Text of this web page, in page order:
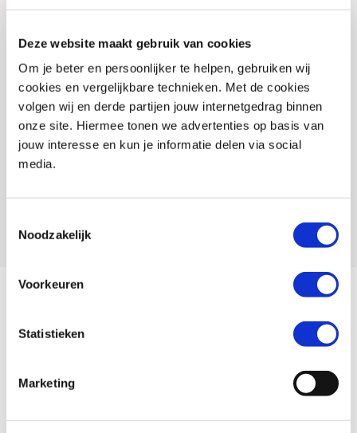
Deze website maakt gebruik van cookies
Om je beter en persoonlijker te helpen, gebruiken wij
cookies en vergelijkbare technieken. Met de cookies
volgen wij en derde partijen jouw internetgedrag binnen
onze site. Hiermee tonen we advertenties op basis van
jouw interesse en kun je informatie delen via social
media.
Noodzakelijk
Voorkeuren
Statistieken
Marketing
Gewicht
0.9 KILOGRAM
EAN
4052572051450
Titel
Adapterplaat Street-rack SW-Motech voor TRAX
topkoffer ADV/ION/EVO
SKU
103326
Offline Sales
De meegeleverde adapterset is compatibel met TRAX ADV, TRAX
De adapterplaat kan zonder gereedschap veilig op het STREET-
Adapterkits voor andere producten kunnen afzonderlijk worden